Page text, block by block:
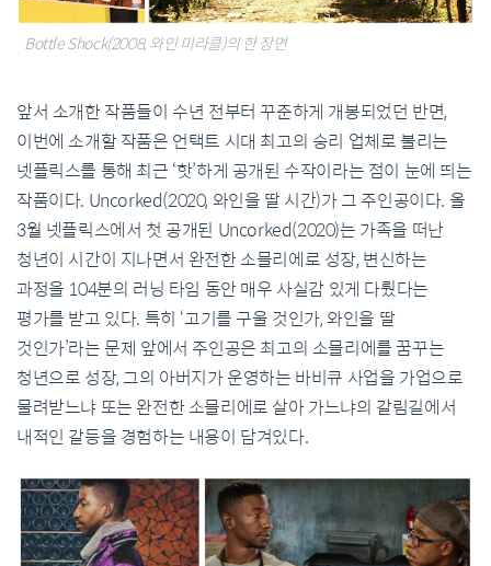
Bottle Shock(2008, 와인 미라클)의 한 장면
앞서 소개한 작품들이 수년 전부터 꾸준하게 개봉되었던 반면,
이번에 소개할 작품은 언택트 시대 최고의 승리 업체로 불리는
넷플릭스를 통해 최근 ‘핫’하게 공개된 수작이라는 점이 눈에 띄는
작품이다. Uncorked(2020, 와인을 딸 시간)가 그 주인공이다. 올
3월 넷플릭스에서 첫 공개된 Uncorked(2020)는 가족을 떠난
청년이 시간이 지나면서 완전한 소믈리에로 성장, 변신하는
과정을 104분의 러닝 타임 동안 매우 사실감 있게 다뤘다는
평가를 받고 있다. 특히 ‘고기를 구울 것인가, 와인을 딸
것인가’라는 문제 앞에서 주인공은 최고의 소믈리에를 꿈꾸는
청년으로 성장, 그의 아버지가 운영하는 바비큐 사업을 가업으로
물려받느냐 또는 완전한 소믈리에로 살아 가느냐의 갈림길에서
내적인 갈등을 경험하는 내용이 담겨있다.